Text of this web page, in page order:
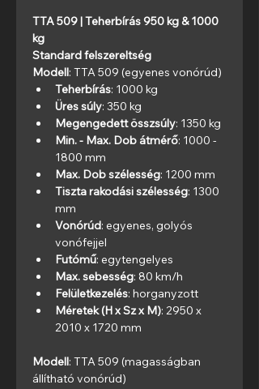
TTA 509 | Teherbírás 950 kg & 1000
kg
Standard felszereltség
Modell: TTA 509 (egyenes vonórúd)
Teherbírás: 1000 kg
Üres súly: 350 kg
Megengedett összsúly: 1350 kg
Min. - Max. Dob átmérő: 1000 -
1800 mm
Max. Dob szélesség: 1200 mm
Tiszta rakodási szélesség: 1300
mm
Vonórúd: egyenes, golyós
vonófejjel
Futómű: egytengelyes
Max. sebesség: 80 km/h
Felületkezelés: horganyzott
Méretek (H x Sz x M): 2950 x
2010 x 1720 mm
Modell: TTA 509 (magasságban
állítható vonórúd)